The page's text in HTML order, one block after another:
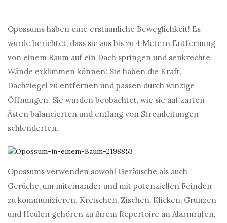
Opossums haben eine erstaunliche Beweglichkeit! Es
wurde berichtet, dass sie aus bis zu 4 Metern Entfernung
von einem Baum auf ein Dach springen und senkrechte
Wände erklimmen können! Sie haben die Kraft,
Dachziegel zu entfernen und passen durch winzige
Öffnungen. Sie wurden beobachtet, wie sie auf zarten
Ästen balancierten und entlang von Stromleitungen
schlenderten.
Opossums verwenden sowohl Geräusche als auch
Gerüche, um miteinander und mit potenziellen Feinden
zu kommunizieren. Kreischen, Zischen, Klicken, Grunzen
und Heulen gehören zu ihrem Repertoire an Alarmrufen,